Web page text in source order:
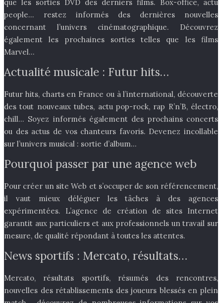
que les sorties DVD des derniers films. Box-office, actu
people… restez informés des dernières nouvelles
concernant l’univers cinématographique. Découvrez
également les prochaines sorties telles que les films
Marvel…
Actualité musicale : Futur hits…
Futur hits, charts en France ou à l’international, découverte
des tout nouveaux tubes, actu pop-rock, rap R’n’B, électro,
chill… Soyez informés également des prochains concerts
ou des actus de vos chanteurs favoris. Devenez incollable
sur l’univers musical : sortie d’album…
Pourquoi passer par une agence web
Pour créer un site Web et s’occuper de son référencement,
il vaut mieux déléguer les tâches à des agences
expérimentées. L’agence de création de sites Internet
garantit aux particuliers et aux professionnels un travail sur
mesure, de qualité répondant à toutes les attentes.
News sportifs : Mercato, résultats…
Mercato, résultats sportifs, résumés des rencontres,
nouvelles des rétablissements des joueurs blessés en plein